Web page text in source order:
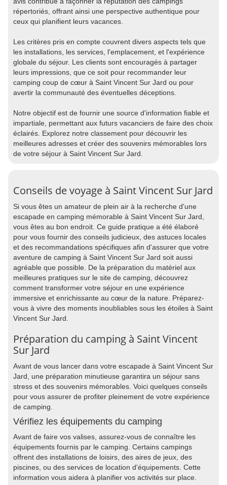
répertoriés, offrant ainsi une perspective authentique pour
ceux qui planifient leurs vacances.
Les critères pris en compte couvrent divers aspects tels que
les installations, les services, l'emplacement, et l'expérience
globale du séjour. Les clients sont encouragés à partager
leurs impressions, que ce soit pour recommander leur
camping coup de cœur à Saint Vincent Sur Jard ou pour
avertir la communauté des éventuelles déceptions.
Notre objectif est de fournir une source d'information fiable et
impartiale, permettant aux futurs vacanciers de faire des choix
éclairés. Explorez notre classement pour découvrir les
meilleures adresses et créer des souvenirs mémorables lors
de votre séjour à Saint Vincent Sur Jard.
Conseils de voyage à Saint Vincent Sur Jard
Si vous êtes un amateur de plein air à la recherche d'une
escapade en camping mémorable à Saint Vincent Sur Jard,
vous êtes au bon endroit. Ce guide pratique a été élaboré
pour vous fournir des conseils judicieux, des astuces locales
et des recommandations spécifiques afin d'assurer que votre
aventure de camping à Saint Vincent Sur Jard soit aussi
agréable que possible. De la préparation du matériel aux
meilleures pratiques sur le site de camping, découvrez
comment transformer votre séjour en une expérience
immersive et enrichissante au cœur de la nature. Préparez-
vous à vivre des moments inoubliables sous les étoiles à Saint
Vincent Sur Jard.
Préparation du camping à Saint Vincent
Sur Jard
Avant de vous lancer dans votre escapade à Saint Vincent Sur
Jard, une préparation minutieuse garantira un séjour sans
stress et des souvenirs mémorables. Voici quelques conseils
pour vous assurer de profiter pleinement de votre expérience
de camping.
Vérifiez les équipements du camping
Avant de faire vos valises, assurez-vous de connaître les
équipements fournis par le camping. Certains campings
offrent des installations de loisirs, des aires de jeux, des
piscines, ou des services de location d'équipements. Cette
information vous aidera à planifier vos activités sur place.